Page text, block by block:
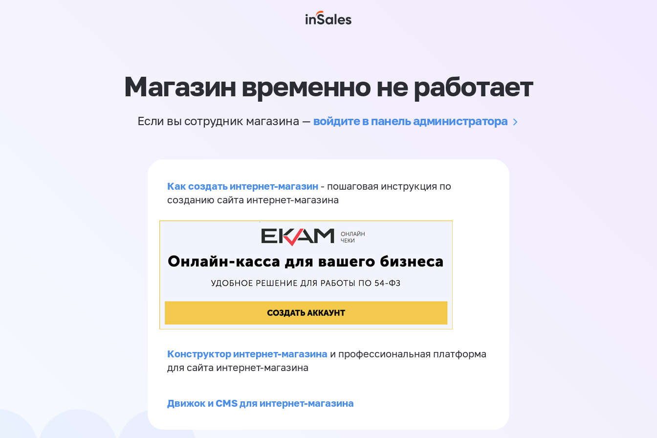
Магазин временно не работает
Если вы сотрудник магазина — войдите в панель администратора
Как создать интернет-магазин - пошаговая инструкция по
созданию сайта интернет-магазина
Конструктор интернет-магазина и профессиональная платформа
для сайта интернет-магазина
Движок и CMS для интернет-магазина